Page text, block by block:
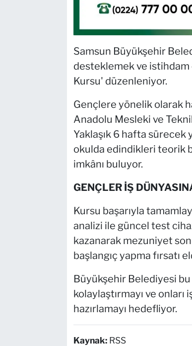
Samsun Büyükşehir
desteklemek ve istihdam
Kursu' düzenleniyor.
Gençlere yönelik olarak
Anadolu Mesleki ve
Yaklaşık 6 hafta sürecek
okulda edindikleri teorik
imkânı buluyor.
GENÇLER İŞ
Kursu başarıyla
analizi ile güncel test
kazanarak mezuniyet
başlangıç yapma fırsatı
Büyükşehir Belediyesi
kolaylaştırmayı ve onları
hazırlamayı hedefliyor.
Kaynak: RSS